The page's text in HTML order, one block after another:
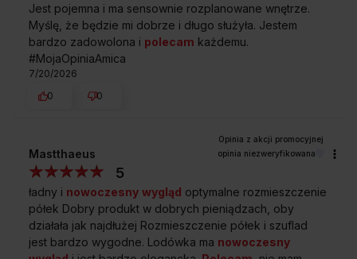
Przedstawione grafiki urządzenia są wizualizacją i mogą różnić
się od oryginału.
Funkcja Eco automatycznie ustawi temperaturę
w chłodziarce na 4°C, a w zamrażarce na -18°C –
to optymalne warunki dla chłodzenia i zamrażania
przy jednoczesnym mniejszym zużyciu energii.
Funkcja Wakacje
Funkcja Wakacje pozwoli Ci na przełączenie
chłodziarki w tryb oszczędny, gdy planujesz dłuższą
nieobecność w domu.
Jest pojemna i ma sensownie rozplanowane wnętrze.
Myślę, że będzie mi dobrze i długo służyła. Jestem
bardzo zadowolona i polecam każdemu.
#MojaOpiniaAmica
7/20/2026
0
0
Mastthaeus opinia niezweryfikowana
5
ładny i nowoczesny wygląd optymalne rozmieszczenie
półek Dobry produkt w dobrych pieniądzach, oby
działała jak najdłużej Rozmieszczenie półek i szuflad
jest bardzo wygodne. Lodówka ma nowoczesny